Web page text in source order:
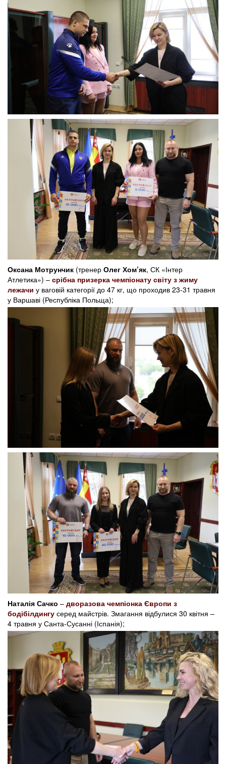
Оксана Мотрунчик (тренер Олег Хом’як, СК «Інтер
Атлетика») – срібна призерка чемпіонату світу з жиму
лежачи у ваговій категорії до 47 кг, що проходив 23-31 травня
у Варшаві (Республіка Польща);
Наталія Сачко – дворазова чемпіонка Європи з
бодібілдингу серед майстрів. Змагання відбулися 30 квітня –
4 травня у Санта-Сусанні (Іспанія);